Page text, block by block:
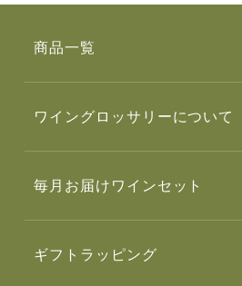
商品一覧
ワイングロッサリーについて
毎月お届けワインセット
ギフトラッピング